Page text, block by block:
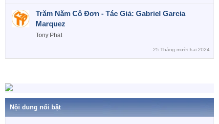
Trăm Năm Cô Đơn - Tác Giả: Gabriel Garcia
Marquez
Tony Phat
25 Tháng mười hai 2024
Nội dung nổi bật